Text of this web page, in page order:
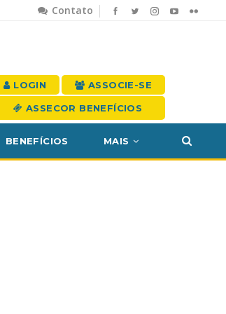
Contato
LOGIN ASSOCIE-SE
ASSECOR BENEFÍCIOS
BENEFÍCIOS MAIS